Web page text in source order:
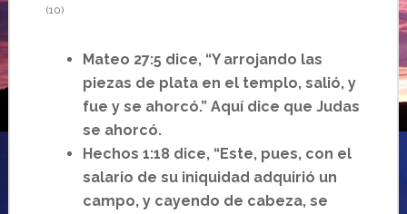
(10)
Mateo 27:5 dice, “Y arrojando las
piezas de plata en el templo, salió, y
fue y se ahorcó.” Aquí dice que Judas
se ahorcó.
Hechos 1:18 dice, “Este, pues, con el
salario de su iniquidad adquirió un
campo, y cayendo de cabeza, se